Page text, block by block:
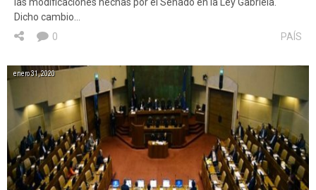
las modificaciones hechas por el Senado en la Ley Gabriela.
Dicho cambio…
PAÍS
0
enero 31, 2020